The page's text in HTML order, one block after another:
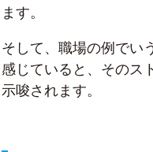
ます。
そして、職場の例でい
感じていると、そのス
示唆されます。